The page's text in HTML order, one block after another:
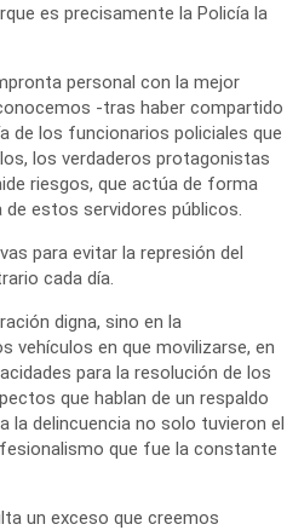
es precisamente la Policía la
personal con la mejor
-tras haber compartido
de los funcionarios policiales que
los verdaderos protagonistas
riesgos, que actúa de forma
estos servidores públicos.
para evitar la represión del
cada día.
digna, sino en la
vehículos en que movilizarse, en
para la resolución de los
que hablan de un respaldo
la delincuencia no solo tuvieron el
que fue la constante
un exceso que creemos